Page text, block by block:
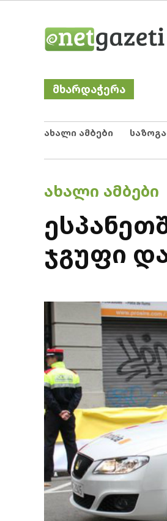
მხარდაჭერა
ახალი ამბები
POSTED
ᲐᲮᲐᲚᲘ ᲐᲛᲑᲔᲑᲘ
ჯგუფი